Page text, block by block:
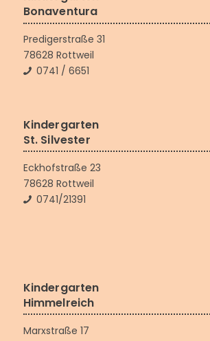
Bonaventura
Predigerstraße 31
78628 Rottweil
0741 / 6651
Kindergarten
St. Silvester
Eckhofstraße 23
78628 Rottweil
0741/21391
Kindergarten
Himmelreich
Marxstraße 17